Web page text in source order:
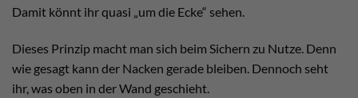
Damit könnt ihr quasi „um die Ecke“ sehen.
Dieses Prinzip macht man sich beim Sichern zu Nutze. Denn
wie gesagt kann der Nacken gerade bleiben. Dennoch seht
ihr, was oben in der Wand geschieht.